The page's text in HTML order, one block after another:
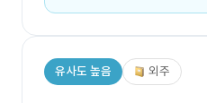
유사도 높음 외주